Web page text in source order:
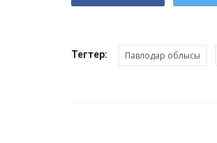
Тегтер: Павлодар облысы